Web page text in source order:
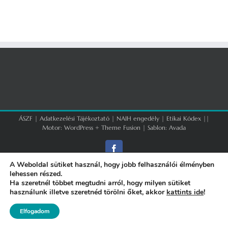
ÁSZF | Adatkezelési Tájékoztató | NAIH engedély | Etikai Kódex ||
Motor: WordPress + Theme Fusion | Sablon: Avada
Facebook
A Weboldal sütiket használ, hogy jobb felhasználói élményben
lehessen részed.
Ha szeretnél többet megtudni arról, hogy milyen sütiket
használunk illetve szeretnéd törölni őket, akkor kattints ide!
Elfogadom